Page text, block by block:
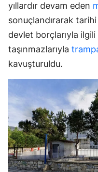
yıllardır devam eden
sonuçlandırarak
devlet borçlarıyla
taşınmazlarıyla
kavuşturuldu.